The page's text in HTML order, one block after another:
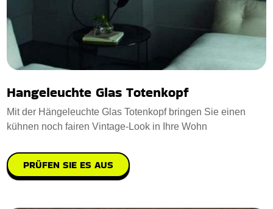
Hangeleuchte Glas Totenkopf
Mit der Hängeleuchte Glas Totenkopf bringen Sie einen
kühnen noch fairen Vintage-Look in Ihre Wohn
PRÜFEN SIE ES AUS